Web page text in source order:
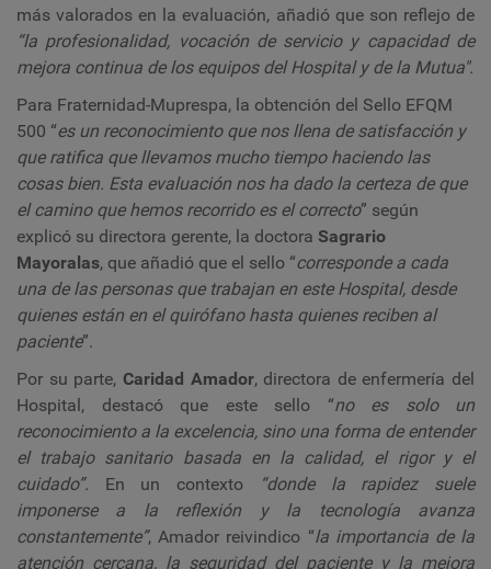
más valorados en la evaluación, añadió que son reflejo de
“la profesionalidad, vocación de servicio y capacidad de
mejora continua de los equipos del Hospital y de la Mutua".
Para Fraternidad-Muprespa, la obtención del Sello EFQM
500 “es un reconocimiento que nos llena de satisfacción y
que ratifica que llevamos mucho tiempo haciendo las
cosas bien. Esta evaluación nos ha dado la certeza de que
el camino que hemos recorrido es el correcto” según
explicó su directora gerente, la doctora Sagrario
Mayoralas, que añadió que el sello “corresponde a cada
una de las personas que trabajan en este Hospital, desde
quienes están en el quirófano hasta quienes reciben al
paciente”.
Por su parte, Caridad Amador, directora de enfermería del
Hospital, destacó que este sello “no es solo un
reconocimiento a la excelencia, sino una forma de entender
el trabajo sanitario basada en la calidad, el rigor y el
cuidado”. En un contexto
“donde la rapidez suele
imponerse a la reflexión y la tecnología avanza
constantemente”, Amador reivindico “la importancia de la
atención cercana, la seguridad del paciente y la mejora